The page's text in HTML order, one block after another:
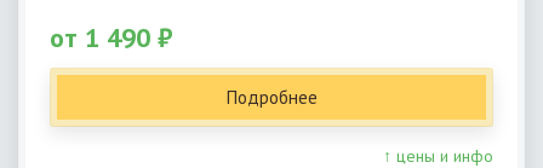
от 1 490 ₽
Подробнее
↑ цены и инфо